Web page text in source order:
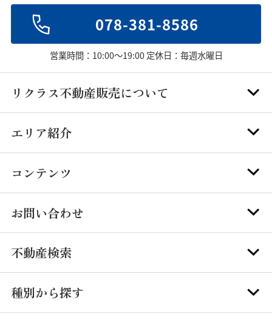
078-381-8586
営業時間：10:00～19:00 定休日：毎週水曜日
リクラス不動産販売について
エリア紹介
コンテンツ
お問い合わせ
不動産検索
種別から探す